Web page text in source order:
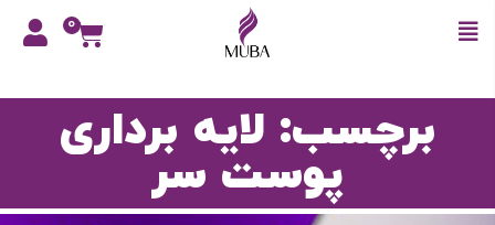
0
برچسب: لایه برداری
پوست سر